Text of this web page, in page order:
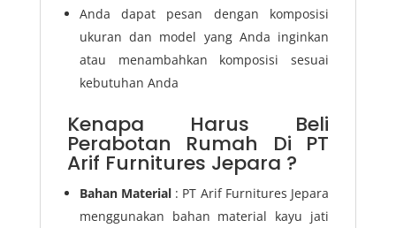
Anda dapat pesan dengan komposisi
ukuran dan model yang Anda inginkan
atau menambahkan komposisi sesuai
kebutuhan Anda
Kenapa Harus Beli
Perabotan Rumah Di PT
Arif Furnitures Jepara ?
Bahan Material : PT Arif Furnitures Jepara
menggunakan bahan material kayu jati